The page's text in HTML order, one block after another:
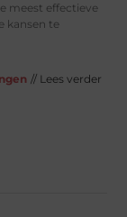
meest effectieve
kansen te
// Lees verder